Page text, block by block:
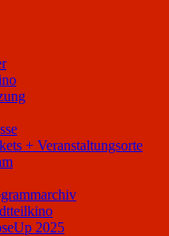
+ Veranstaltungsorte
2025